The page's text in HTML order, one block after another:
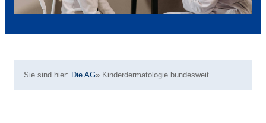
Sie sind hier: Die AG» Kinderdermatologie bundesweit